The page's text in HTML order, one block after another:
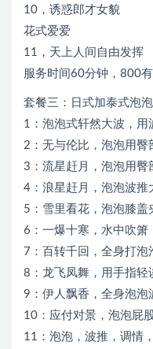
10，诱惑郎才女貌
花式爱爱
11，天上人间自由发挥
服务时间60分钟，800
套餐三：日式加泰式泡
1：泡泡式轩然大波，用
2：无与伦比，泡泡用臀
3：流星赶月，泡泡用臀
4：浪星赶月，泡泡波推
5：雪里看花，泡泡膝盖
6：一爆十寒，水中吹箫
7：百转千回，全身打
8：龙飞凤舞，用手指轻
9：伊人飘香，全身泡泡
10：应付对景，泡泡屁
11：泡泡，波推，调情